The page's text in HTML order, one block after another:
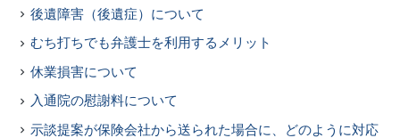
後遺障害（後遺症）について
むち打ちでも弁護士を利用するメリット
休業損害について
入通院の慰謝料について
示談提案が保険会社から送られた場合に、どのように対応